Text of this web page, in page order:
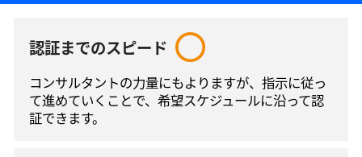
認証までのスピード
コンサルタントの⼒量にもよりますが、指⽰に従っ
て進めていくことで、希望スケジュールに沿って認
証できます。